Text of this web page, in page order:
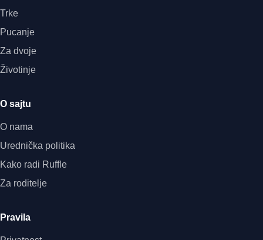
Trke
Pucanje
Za dvoje
Životinje
O sajtu
O nama
Urednička politika
Kako radi Ruffle
Za roditelje
Pravila